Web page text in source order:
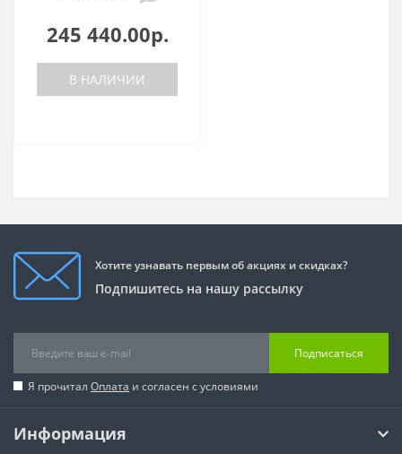
245 440.00р.
В НАЛИЧИИ
Хотите узнавать первым об акциях и скидках?
Подпишитесь на нашу рассылку
Подписаться
Я прочитал Оплата и согласен с условиями
Информация